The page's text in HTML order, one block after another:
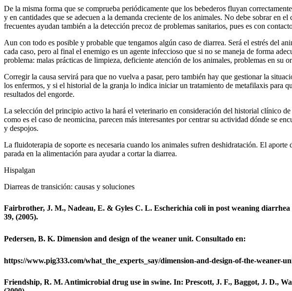
De la misma forma que se comprueba periódicamente que los bebederos fluyan
y en cantidades que se adecuen a la demanda creciente de los animales. No debe sobrar en
frecuentes ayudan también a la detección precoz de problemas sanitarios, pues es con
Aun con todo es posible y probable que tengamos algún caso de diarrea. Será el estrés del
cada caso, pero al final el enemigo es un agente infeccioso que si no se maneja de forma
problema: malas prácticas de limpieza, deficiente atención de los animales, problemas en su
Corregir la causa servirá para que no vuelva a pasar, pero también hay que gestionar la
los enfermos, y si el historial de la granja lo indica iniciar un tratamiento de metafilaxis para
resultados del engorde.
La selección del principio activo la hará el veterinario en consideración del historial clínico
como es el caso de neomicina, parecen más interesantes por centrar su actividad dónde se
y despojos.
La fluidoterapia de soporte es necesaria cuando los animales sufren deshidratación. El
parada en la alimentación para ayudar a cortar la diarrea.
Hispalgan
Diarreas de transición: causas y soluciones
Fairbrother, J. M., Nadeau, E. & Gyles C. L. Escherichia coli in post weaning
39, (2005).
Pedersen, B. K. Dimension and design of the weaner unit. Consultado en:
https://www.pig333.com/what_the_experts_say/dimension-and-design-of-the-weaner-
Friendship, R. M. Antimicrobial drug use in swine. In: Prescott, J. F., Baggot, J. D.,